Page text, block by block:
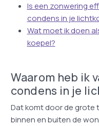
Is een zonwering
condens in je
Wat moet ik doen
koepel?
Waarom heb ik
condens in je
Dat komt door de grote
binnen en buiten de